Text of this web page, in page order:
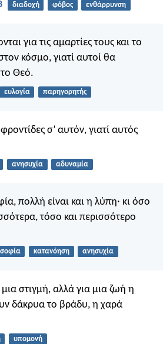
διαδοχή φόβος ενθάρρυνση
για τις αμαρτίες τους και το
κόσμο, γιατί αυτοί θα
Θεό.
ευλογία παρηγορητής
σ’ αυτόν, γιατί αυτός
ανησυχία αδυναμία
πολλή είναι και η λύπη· κι όσο
τόσο και περισσότερο
σοφία κατανόηση ανησυχία
στιγμή, αλλά για μια ζωή η
δάκρυα το βράδυ, η χαρά
υπομονή